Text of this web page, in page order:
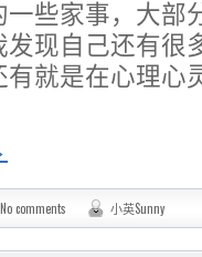
些家事，大部
发现自己还有很
有就是在心理心
No comments 小英Sunny